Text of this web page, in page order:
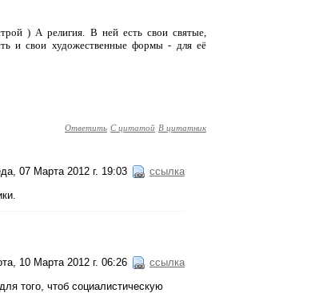
) А религия. В ней есть свои святые,
и свои художественные формы - для её
Ответить С цитатой В цитатник
07 Марта 2012 г. 19:03 ссылка
10 Марта 2012 г. 06:26 ссылка
того, чтоб социалистическую